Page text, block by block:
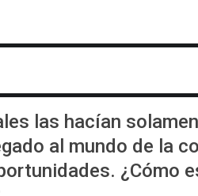
las hacían
al mundo de la
¿Cómo